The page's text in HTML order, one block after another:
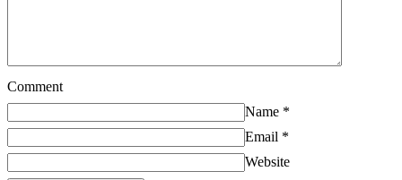
Comment
Name *
Email *
Website